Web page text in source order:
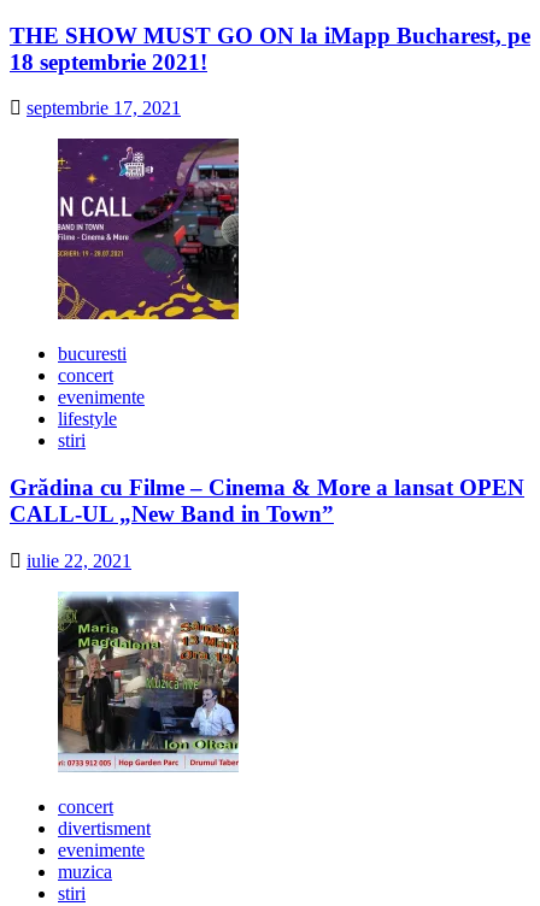
THE SHOW MUST GO ON la iMapp Bucharest, pe
18 septembrie 2021!
septembrie 17, 2021
bucuresti
concert
evenimente
lifestyle
stiri
Grădina cu Filme – Cinema & More a lansat OPEN
CALL-UL „New Band in Town”
iulie 22, 2021
concert
divertisment
evenimente
muzica
stiri